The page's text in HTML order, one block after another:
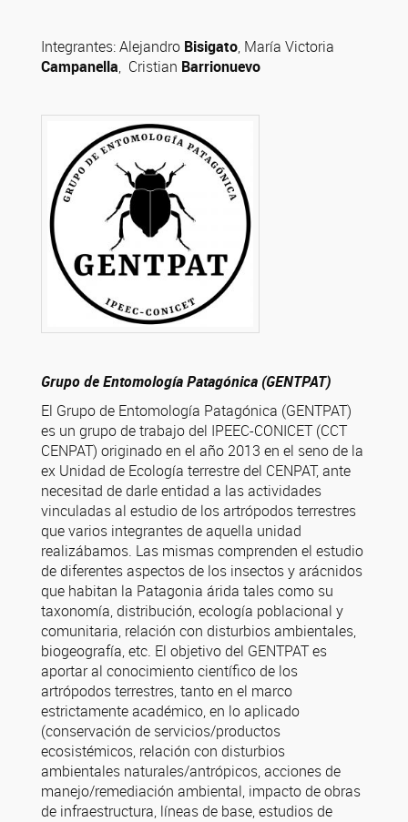
Integrantes: Alejandro Bisigato, María Victoria
Campanella, Cristian Barrionuevo
Grupo de Entomología Patagónica (GENTPAT)
El Grupo de Entomología Patagónica (GENTPAT)
es un grupo de trabajo del IPEEC-CONICET (CCT
CENPAT) originado en el año 2013 en el seno de la
ex Unidad de Ecología terrestre del CENPAT, ante
necesitad de darle entidad a las actividades
vinculadas al estudio de los artrópodos terrestres
que varios integrantes de aquella unidad
realizábamos. Las mismas comprenden el estudio
de diferentes aspectos de los insectos y arácnidos
que habitan la Patagonia árida tales como su
taxonomía, distribución, ecología poblacional y
comunitaria, relación con disturbios ambientales,
biogeografía, etc. El objetivo del GENTPAT es
aportar al conocimiento científico de los
artrópodos terrestres, tanto en el marco
estrictamente académico, en lo aplicado
(conservación de servicios/productos
ecosistémicos, relación con disturbios
ambientales naturales/antrópicos, acciones de
manejo/remediación ambiental, impacto de obras
de infraestructura, líneas de base, estudios de